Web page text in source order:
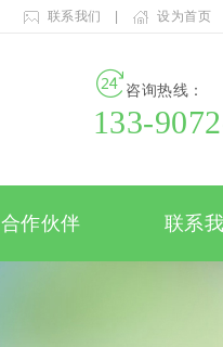
联系我们 设为首页
咨询热线：
133-
合作伙伴 联系